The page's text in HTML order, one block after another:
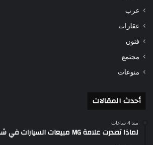
عرب
عقارات
فنون
مجتمع
منوعات
أحدث المقالات
منذ 4 ساعات
لماذا تصدرت علامة MG مبيعات السيارات في شهر يوليو 2026 ؟